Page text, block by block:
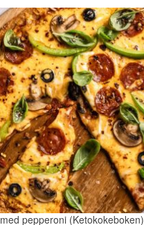
pepperoni (Ketokokeboken)